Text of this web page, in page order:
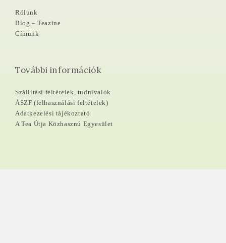
Rólunk
Blog – Teazine
Címünk
További információk
Szállítási feltételek, tudnivalók
ÁSZF (felhasználási feltételek)
Adatkezelési tájékoztató
A Tea Útja Közhasznú Egyesület